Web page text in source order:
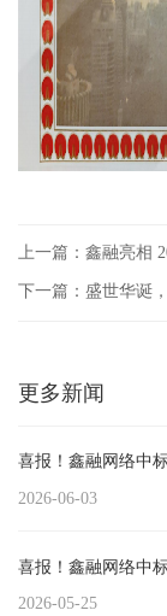
下一篇：盛世华诞
更多新闻
喜报！鑫融网络中
2026-06-03
喜报！鑫融网络中
2026-05-25